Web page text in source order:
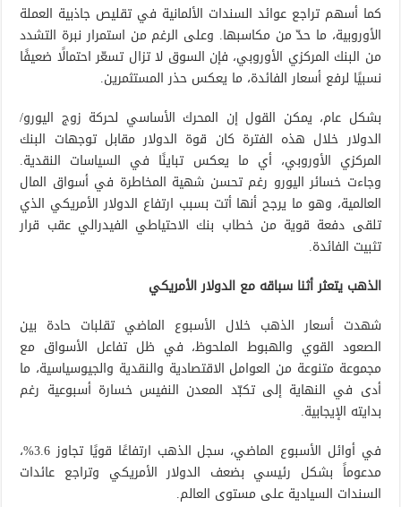
كما أسهم تراجع عوائد السندات الألمانية في تقليص جاذبية العملة
الأوروبية، ما حدّ من مكاسبها. وعلى الرغم من استمرار نبرة التشدد
من البنك المركزي الأوروبي، فإن السوق لا تزال تسعّر احتمالًا ضعيفًا
نسبيًا لرفع أسعار الفائدة، ما يعكس حذر المستثمرين.
بشكل عام، يمكن القول إن المحرك الأساسي لحركة زوج اليورو/
الدولار خلال هذه الفترة كان قوة الدولار مقابل توجهات البنك
المركزي الأوروبي، أي ما يعكس تباينًا في السياسات النقدية.
وجاءت خسائر اليورو رغم تحسن شهية المخاطرة في أسواق المال
العالمية، وهو ما يرجح أنها أتت بسبب ارتفاع الدولار الأمريكي الذي
تلقى دفعة قوية من خطاب بنك الاحتياطي الفيدرالي عقب قرار
تثبيت الفائدة.
الذهب يتعثر أثنا سباقه مع الدولار الأمريكي
شهدت أسعار الذهب خلال الأسبوع الماضي تقلبات حادة بين
الصعود القوي والهبوط الملحوظ، في ظل تفاعل الأسواق مع
مجموعة متنوعة من العوامل الاقتصادية والنقدية والجيوسياسية، ما
أدى في النهاية إلى تكبّد المعدن النفيس خسارة أسبوعية رغم
بدايته الإيجابية.
في أوائل الأسبوع الماضي، سجل الذهب ارتفاعًا قويًا تجاوز 3.6%،
مدعوماً بشكل رئيسي بضعف الدولار الأمريكي وتراجع عائدات
السندات السيادية على مستوى العالم.